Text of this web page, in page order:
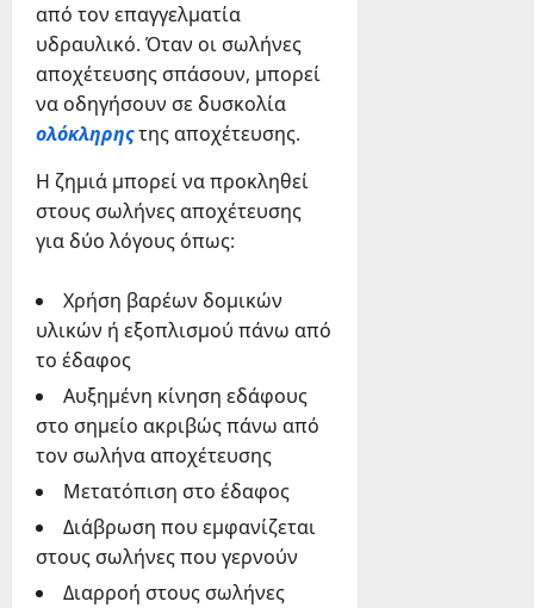
από τον επαγγελματία
υδραυλικό. Όταν οι σωλήνες
αποχέτευσης σπάσουν, μπορεί
να οδηγήσουν σε δυσκολία
ολόκληρηςτης αποχέτευσης.
Η ζημιά μπορεί να προκληθεί
στους σωλήνες αποχέτευσης
για δύο λόγους όπως:
Χρήση βαρέων δομικών
υλικών ή εξοπλισμού πάνω από
το έδαφος
Αυξημένη κίνηση εδάφους
στο σημείο ακριβώς πάνω από
τον σωλήνα αποχέτευσης
Μετατόπιση στο έδαφος
Διάβρωση που εμφανίζεται
στους σωλήνες που γερνούν
Διαρροή στους σωλήνες